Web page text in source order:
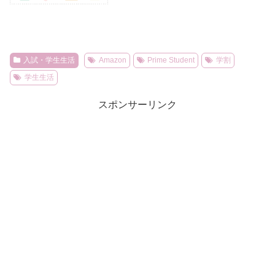
入試・学生生活 Amazon Prime Student
学割
学生生活
スポンサーリンク